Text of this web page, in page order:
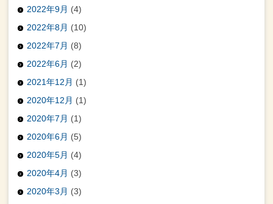
2022年9月 (4)
2022年8月 (10)
2022年7月 (8)
2022年6月 (2)
2021年12月 (1)
2020年12月 (1)
2020年7月 (1)
2020年6月 (5)
2020年5月 (4)
2020年4月 (3)
2020年3月 (3)